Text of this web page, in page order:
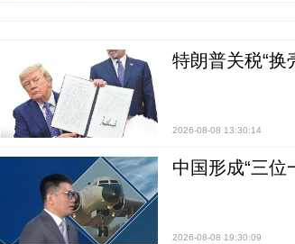
特朗普关税“换
2026-08-08 13:30:14
中国形成“三
2026-08-08 19:30:09